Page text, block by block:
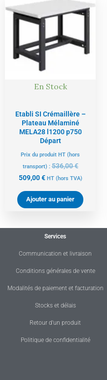
En Stock
Etabli SI Crémaillère –
Plateau Mélaminé
MELA28 l1200 p750
Départ
Prix du produit HT (hors
transport) :536,00€
prix
initial
509,00€
actuel
509,00 €.
HT (hors TVA)
Ajouter au panier
Services
Communication et livraison
Conditions générales de vente
Modalités de paiement et facturation
Stocks et délais
Retour d'un produit
Politique de confidentialité